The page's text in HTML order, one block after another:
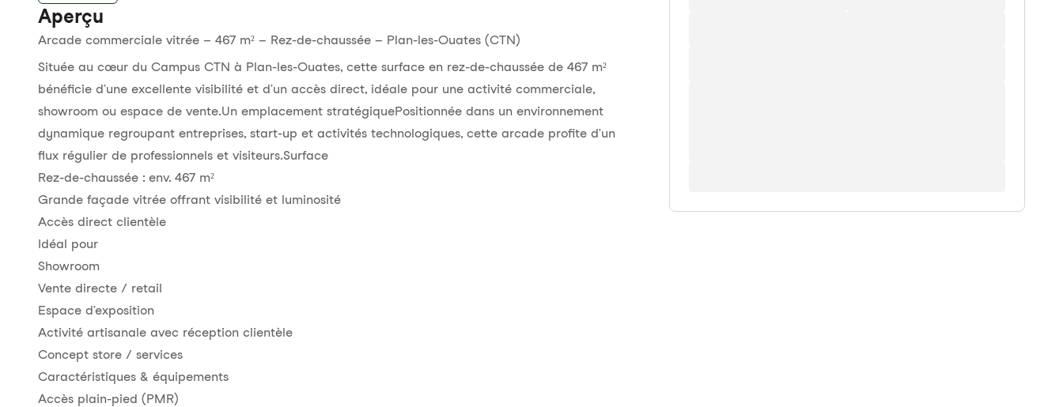
Aperçu
Arcade commerciale vitrée – 467 m² – Rez-de-chaussée – Plan-les-Ouates (CTN)
Située au cœur du Campus CTN à Plan-les-Ouates, cette surface en rez-de-chaussée de 467 m²
bénéficie d’une excellente visibilité et d’un accès direct, idéale pour une activité commerciale,
showroom ou espace de vente.Un emplacement stratégiquePositionnée dans un environnement
dynamique regroupant entreprises, start-up et activités technologiques, cette arcade profite d’un
flux régulier de professionnels et visiteurs.Surface
Rez-de-chaussée : env. 467 m²
Grande façade vitrée offrant visibilité et luminosité
Accès direct clientèle
Idéal pour
Showroom
Vente directe / retail
Espace d’exposition
Activité artisanale avec réception clientèle
Concept store / services
Caractéristiques & équipements
Accès plain-pied (PMR)